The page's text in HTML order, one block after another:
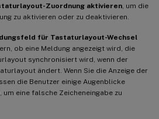
Zuordnung aktivieren , um die
zu aktivieren oder zu deaktivieren.
für Tastaturlayout-Wechsel
ob eine Meldung angezeigt wird, die
synchronisiert wird, wenn der
ändert. Wenn Sie die Anzeige der
die Benutzer einige Augenblicke
eine falsche Zeicheneingabe zu